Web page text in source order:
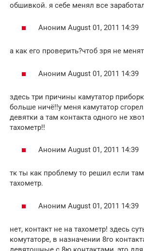
обшивкой. я себе менял все
Аноним August 01, 2011 14:39
а как его проверить?чтоб зря не
Аноним August 01, 2011 14:39
здесь три причины камутатор
больше ничё!!у меня камутатор
девятки а там контакта одного не
тахометр!!
Аноним August 01, 2011 14:39
тк ты как проблему то решил если
тахометр.
Аноним August 01, 2011 14:39
нет, контакт не на тахометр! здесь
комутаторе, в назначении 8го